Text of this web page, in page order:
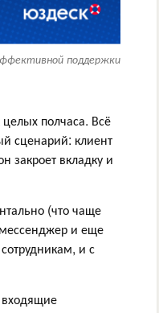
поддержки
полчаса. Всё
сценарий: клиент
закроет вкладку и
(что чаще
и еще
и с
входящие